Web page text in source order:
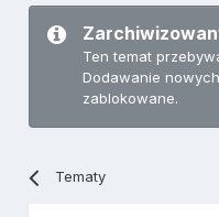
Ten temat
Dodawanie
zablokowane.
Tematy